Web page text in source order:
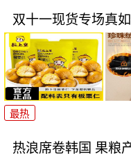
双十一现货专场真
最热
热浪席卷韩国 果粮